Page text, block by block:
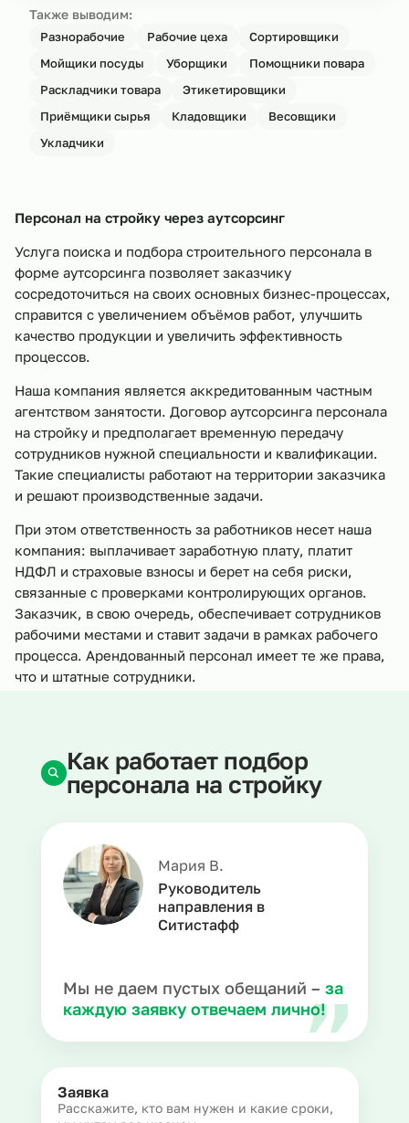
Также выводим:
Разнорабочие Рабочие цеха
Сортировщики
Мойщики посуды
Уборщики
Помощники повара
Раскладчики товара
Этикетировщики
Приёмщики сырья
Кладовщики
Весовщики
Укладчики
Персонал на стройку через аутсорсинг
Услуга поиска и подбора строительного персонала в
форме аутсорсинга позволяет заказчику
сосредоточиться на своих основных бизнес-процессах,
справится с увеличением объёмов работ, улучшить
качество продукции и увеличить эффективность
процессов.
Наша компания является аккредитованным частным
агентством занятости. Договор аутсорсинга персонала
на стройку и предполагает временную передачу
сотрудников нужной специальности и квалификации.
Такие специалисты работают на территории заказчика
и решают производственные задачи.
При этом ответственность за работников несет наша
компания: выплачивает заработную плату, платит
НДФЛ и страховые взносы и берет на себя риски,
связанные с проверками контролирующих органов.
Заказчик, в свою очередь, обеспечивает сотрудников
рабочими местами и ставит задачи в рамках рабочего
процесса. Арендованный персонал имеет те же права,
что и штатные сотрудники.
Мария В.
Руководитель
направления в
Ситистафф
Мы не даем пустых обещаний – за
каждую заявку отвечаем лично!
Как работает подбор
персонала на стройку
Заявка
Расскажите, кто вам нужен и какие сроки,